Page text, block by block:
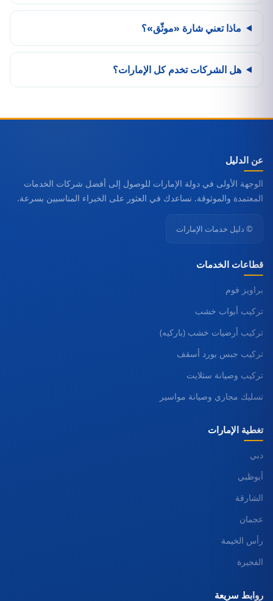
ماذا تعني شارة «موثّق»؟
هل الشركات تخدم كل الإمارات؟
عن الدليل
الوجهة الأولى في دولة الإمارات للوصول إلى أفضل شركات الخدمات
المعتمدة والموثوقة. نساعدك في العثور على الخبراء المناسبين بسرعة.
© دليل خدمات الإمارات
قطاعات الخدمات
براويز فوم
تركيب أبواب خشب
تركيب أرضيات خشب (باركيه)
تركيب جبس بورد أسقف
تركيب وصيانة ستلايت
تسليك مجاري وصيانة مواسير
تغطية الإمارات
دبي
أبوظبي
الشارقة
عجمان
رأس الخيمة
الفجيرة
روابط سريعة